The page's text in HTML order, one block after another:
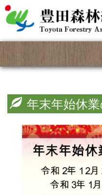
年末年始休